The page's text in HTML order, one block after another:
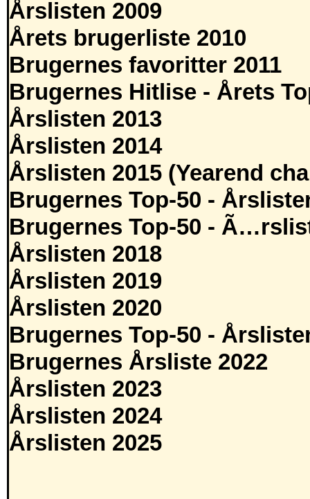
Årslisten 2009
Årets brugerliste 2010
Brugernes favoritter 2011
Brugernes Hitlise - Årets
Årslisten 2013
Årslisten 2014
Årslisten 2015 (Yearend
Brugernes Top-50 -
Brugernes Top-50 -
Årslisten 2018
Årslisten 2019
Årslisten 2020
Brugernes Top-50 -
Brugernes Årsliste 2022
Årslisten 2023
Årslisten 2024
Årslisten 2025